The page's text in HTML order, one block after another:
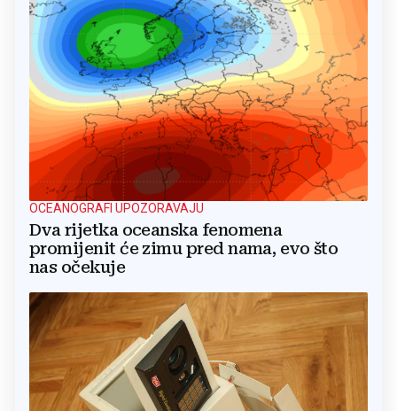
OCEANOGRAFI UPOZORAVAJU
Dva rijetka oceanska fenomena
promijenit će zimu pred nama, evo što
nas očekuje